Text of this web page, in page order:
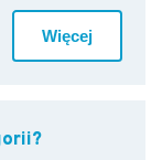
Więcej